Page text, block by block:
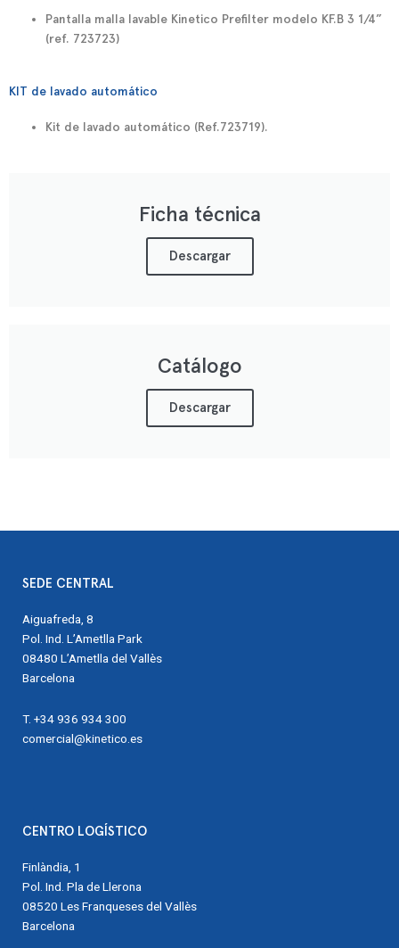
Pantalla malla lavable Kinetico Prefilter modelo KF.B 3 1/4”
(ref. 723723)
KIT de lavado automático
Kit de lavado automático (Ref.723719).
Ficha técnica
Descargar
Catálogo
Descargar
SEDE CENTRAL
Aiguafreda, 8
Pol. Ind. L’Ametlla Park
08480 L’Ametlla del Vallès
Barcelona
T. +34 936 934 300
comercial@kinetico.es
CENTRO LOGÍSTICO
Finlàndia, 1
Pol. Ind. Pla de Llerona
08520 Les Franqueses del Vallès
Barcelona